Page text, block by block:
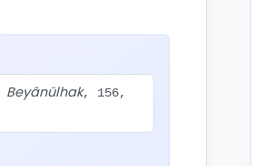
Beyânülhak, 156,